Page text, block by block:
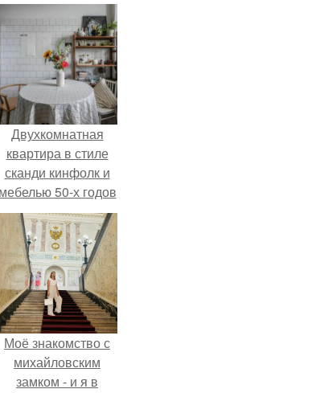
Двухкомнатная
квартира в стиле
сканди кинфолк и
мебелью 50-х годов
в высотке на
котельнической.
Моё знакомство с
михайловским
замком - и я в